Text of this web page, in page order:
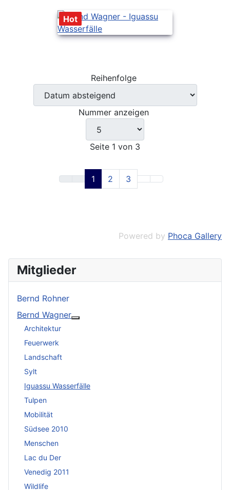
Mitglieder
Bernd Rohner
Bernd Wagner
Architektur
Feuerwerk
Landschaft
Sylt
Iguassu Wasserfälle
Tulpen
Mobilität
Südsee 2010
Menschen
Lac du Der
Venedig 2011
Wildlife
Hot
Reihenfolge
Nummer anzeigen
Seite 1 von 3
1 2 3
Powered by Phoca Gallery